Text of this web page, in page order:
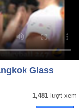
Glass
1,481 lượt xem